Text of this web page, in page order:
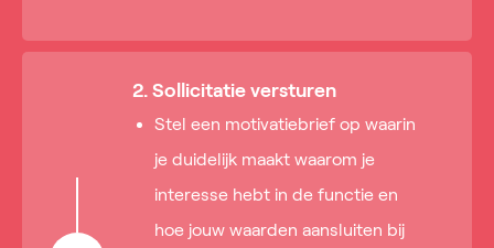
2. Sollicitatie versturen
Stel een motivatiebrief op waarin
je duidelijk maakt waarom je
interesse hebt in de functie en
hoe jouw waarden aansluiten bij